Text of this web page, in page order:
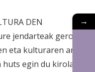
DEN
jendarteak gero eta
eta kulturaren artean.
egin du kirolak, eta
→